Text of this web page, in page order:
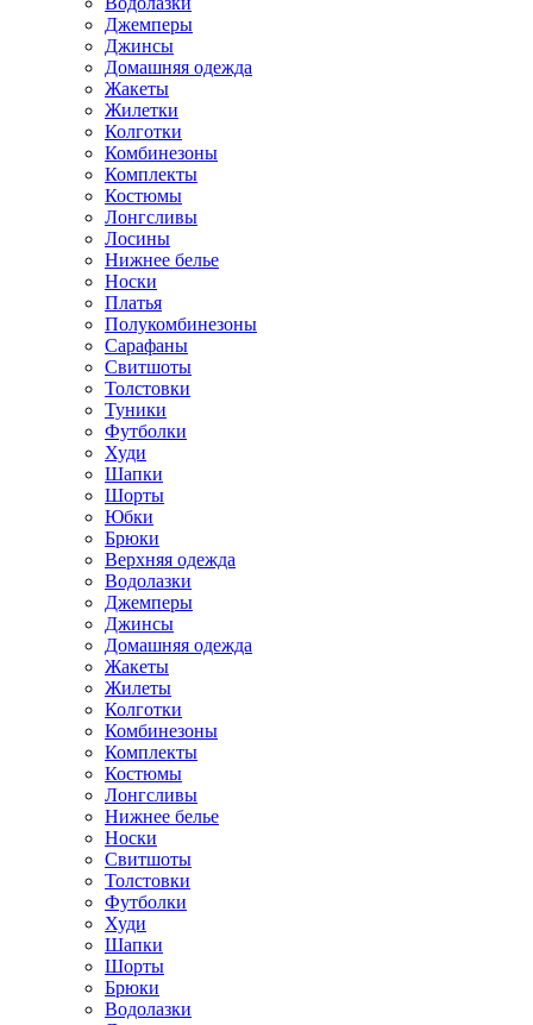
Джемперы
Джинсы
Домашняя одежда
Жакеты
Жилетки
Колготки
Комбинезоны
Комплекты
Костюмы
Лонгсливы
Лосины
Нижнее белье
Носки
Платья
Полукомбинезоны
Сарафаны
Свитшоты
Толстовки
Туники
Футболки
Худи
Шапки
Шорты
Юбки
Брюки
Верхняя одежда
Водолазки
Джемперы
Джинсы
Домашняя одежда
Жакеты
Жилеты
Колготки
Комбинезоны
Комплекты
Костюмы
Лонгсливы
Нижнее белье
Носки
Свитшоты
Толстовки
Футболки
Худи
Шапки
Шорты
Брюки
Водолазки